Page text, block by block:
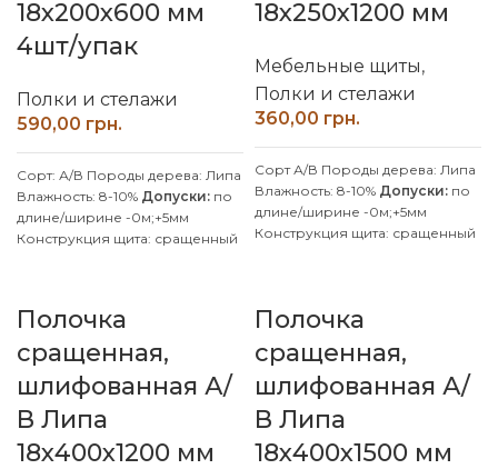
18х200х600 мм
4шт/упак
Полки и стелажи
грн.
Сорт: А/В Породы дерева: Липа
Влажность: 8-10% Допуски: по
длине/ширине -0м;+5мм
Конструкция щита: сращенный
Обработка поверхности:
калиброванная, шлифованная
Производим изделия с липы и
ясеня по индивидуальным
размерам, уточняйте у
менеджера.
18х250х1200 мм
Мебельные щиты,
Полки и стелажи
грн.
Сорт А/В Породы дерева: Липа
Влажность: 8-10% Допуски: по
длине/ширине -0м;+5мм
Конструкция щита: сращенный
Обработка поверхности:
Производим изделия с липы и
ясеня по индивидуальным
размерам, уточняйте у
менеджера.
Полочка
сращенная,
шлифованная А/
В Липа
18х400х1200 мм
Полочка
сращенная,
шлифованная А/
В Липа
18х400х1500 мм